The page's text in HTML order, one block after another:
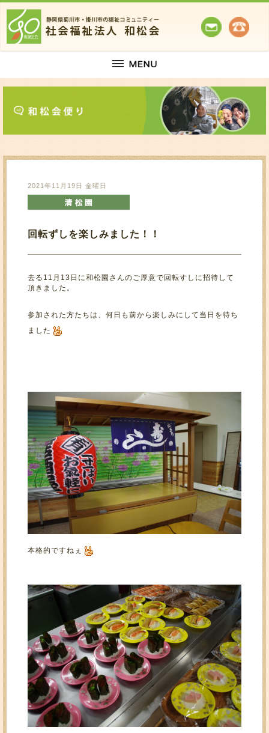
2021年11月19日 金曜日
回転ずしを楽しみました！！
去る11月13日に和松園さんのご厚意で回転すしに招待して
頂きました。
参加された方たちは、何日も前から楽しみにして当日を待ち
ました
本格的ですねぇ